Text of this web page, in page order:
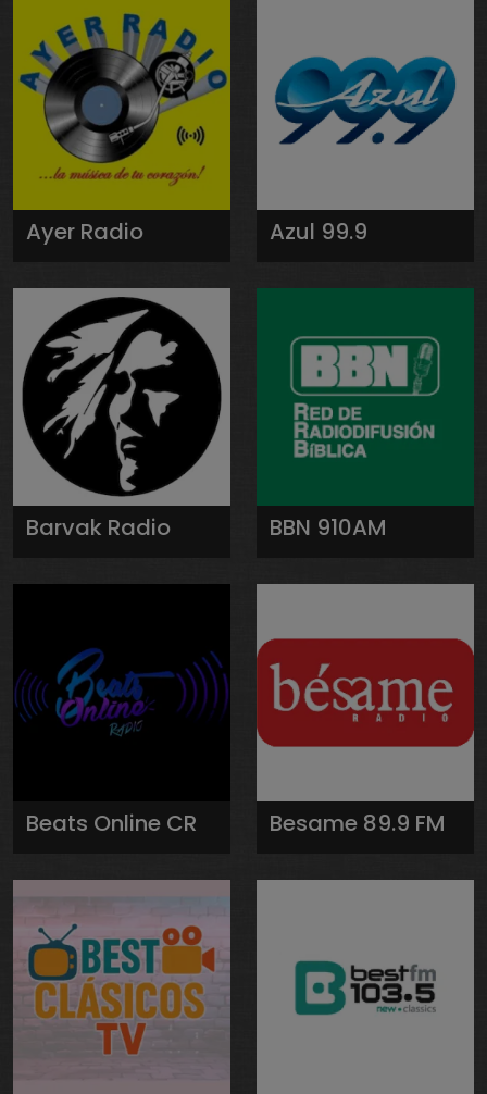
Ayer Radio Azul 99.9
Barvak Radio BBN 910AM
Beats Online CR Besame 89.9 FM